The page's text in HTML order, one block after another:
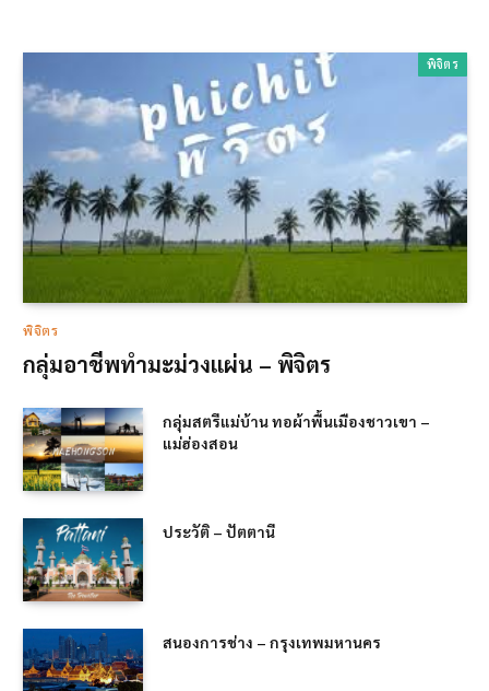
พิจิตร
พิจิตร
กลุ่มอาชีพทำมะม่วงแผ่น – พิจิตร
กลุ่มสตรีแม่บ้าน ทอผ้าพื้นเมืองชาวเขา –
แม่ฮ่องสอน
ประวัติ – ปัตตานี
สนองการช่าง – กรุงเทพมหานคร